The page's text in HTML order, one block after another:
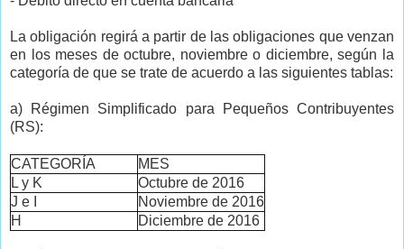
La obligación regirá a partir de las obligaciones que venzan
en los meses de octubre, noviembre o diciembre, según la
categoría de que se trate de acuerdo a las siguientes tablas:
a) Régimen Simplificado para Pequeños Contribuyentes
(RS):
CATEGORÍA
MES
L y K
Octubre de 2016
J e I
Noviembre de 2016
H
Diciembre de 2016